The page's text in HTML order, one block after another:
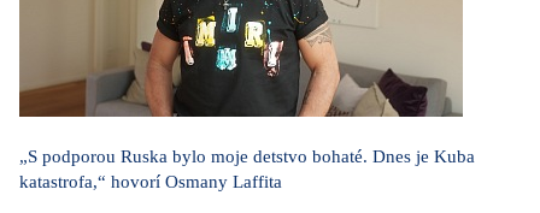
„S podporou Ruska bylo moje detstvo bohaté. Dnes je Kuba
katastrofa,“ hovorí Osmany Laffita